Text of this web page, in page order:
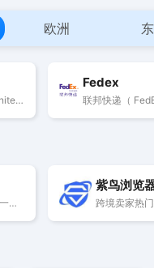
欧洲
美国邮政署（United States Postal Service），亦称美国邮政服务，是美国联邦政府的独立机构
Fedex
17TRACK是一站式包裹查询平台，支持1500+运输商包裹查询, 是目前全球流量集中的查询品牌。
紫鸟浏览